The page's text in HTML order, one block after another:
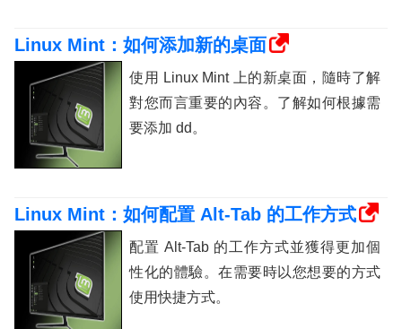
Linux Mint：如何添加新的桌面
使用 Linux Mint 上的新桌面，隨時了解
對您而言重要的內容。了解如何根據需
要添加 dd。
Linux Mint：如何配置 Alt-Tab 的工作方式
配置 Alt-Tab 的工作方式並獲得更加個
性化的體驗。在需要時以您想要的方式
使用快捷方式。